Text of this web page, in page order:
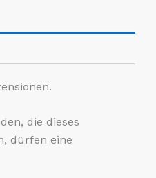
die dieses
dürfen eine